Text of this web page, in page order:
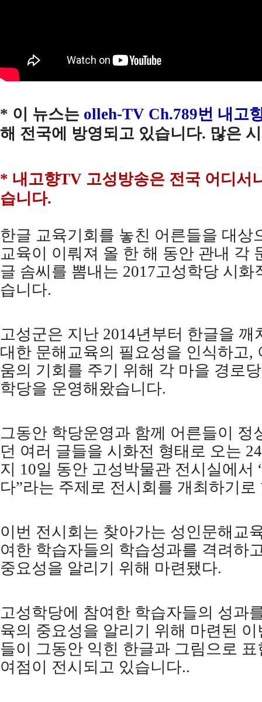
* 이 뉴스는 olleh-TV Ch.789번 내고
해 전국에 방영되고 있습니다. 많은
* 내고향TV 고성방송은 전국 어디서
습니다.
한글 교육기회를 놓친 어른들을 대상
교육이 이뤄져 올 한 해 동안 관내 각
글 솜씨를 뽐내는 2017고성학당 시화
습니다.
고성군은 지난 2014년부터 한글을 깨
대한 문해교육의 필요성을 인식하고,
움의 기회를 주기 위해 각 마을 경로
학당을 운영해왔습니다.
그동안 학당운영과 함께 어른들이 정
던 여러 글들을 시화전 형태로 오는 24
지 10일 동안 고성박물관 전시실에서
다”라는 주제로 전시회를 개최하기로
이번 전시회는 찾아가는 성인문해교
여한 학습자들의 학습성과를 격려하
중요성을 알리기 위해 마련됐다.
고성학당에 참여한 학습자들의 성과
육의 중요성을 알리기 위해 마련된
들이 그동안 익힌 한글과 그림으로
여점이 전시되고 있습니다..